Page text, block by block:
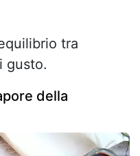
tra
gusto.
della